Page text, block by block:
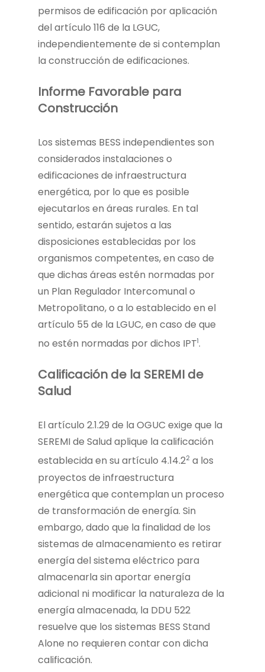
permisos de edificación por aplicación
del artículo 116 de la LGUC,
independientemente de si contemplan
la construcción de edificaciones.
Informe Favorable para
Construcción
Los sistemas BESS independientes son
considerados instalaciones o
edificaciones de infraestructura
energética, por lo que es posible
ejecutarlos en áreas rurales. En tal
sentido, estarán sujetos a las
disposiciones establecidas por los
organismos competentes, en caso de
que dichas áreas estén normadas por
un Plan Regulador Intercomunal o
Metropolitano, o a lo establecido en el
artículo 55 de la LGUC, en caso de que
no estén normadas por dichos IPT1.
Calificación de la SEREMI de
Salud
El artículo 2.1.29 de la OGUC exige que la
SEREMI de Salud aplique la calificación
establecida en su artículo 4.14.22 a los
proyectos de infraestructura
energética que contemplan un proceso
de transformación de energía. Sin
embargo, dado que la finalidad de los
sistemas de almacenamiento es retirar
energía del sistema eléctrico para
almacenarla sin aportar energía
adicional ni modificar la naturaleza de la
energía almacenada, la DDU 522
resuelve que los sistemas BESS Stand
Alone no requieren contar con dicha
calificación.